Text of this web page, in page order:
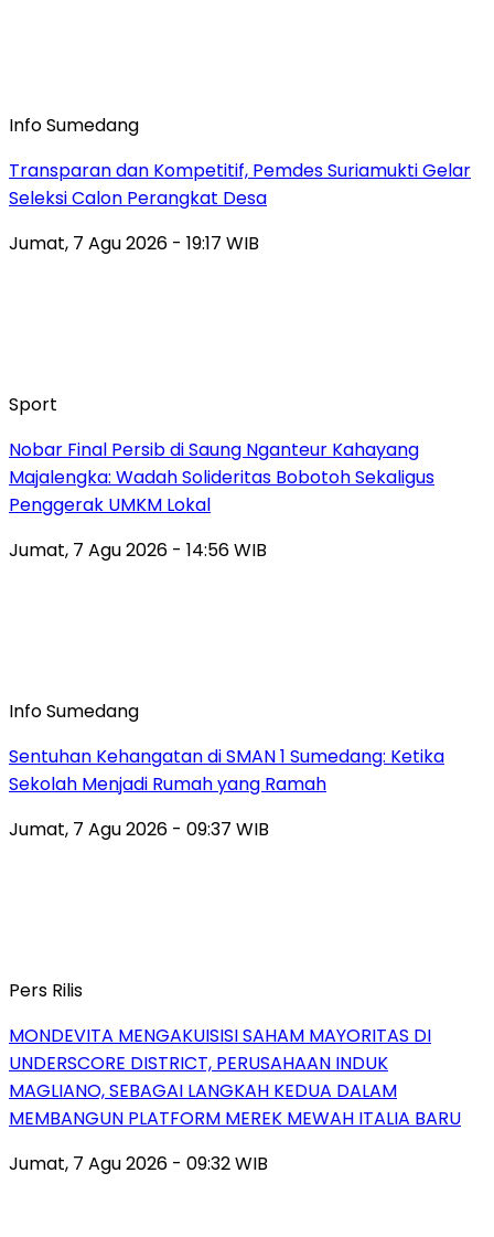
Info Sumedang
Transparan dan Kompetitif, Pemdes Suriamukti Gelar
Seleksi Calon Perangkat Desa
Jumat, 7 Agu 2026 - 19:17 WIB
Sport
Nobar Final Persib di Saung Nganteur Kahayang
Majalengka: Wadah Solideritas Bobotoh Sekaligus
Penggerak UMKM Lokal
Jumat, 7 Agu 2026 - 14:56 WIB
Info Sumedang
Sentuhan Kehangatan di SMAN 1 Sumedang: Ketika
Sekolah Menjadi Rumah yang Ramah
Jumat, 7 Agu 2026 - 09:37 WIB
Pers Rilis
MONDEVITA MENGAKUISISI SAHAM MAYORITAS DI
UNDERSCORE DISTRICT, PERUSAHAAN INDUK
MAGLIANO, SEBAGAI LANGKAH KEDUA DALAM
MEMBANGUN PLATFORM MEREK MEWAH ITALIA BARU
Jumat, 7 Agu 2026 - 09:32 WIB